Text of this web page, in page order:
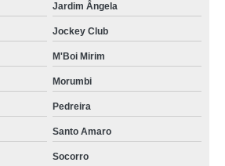
Jardim Ângela
Jockey Club
M'Boi Mirim
Morumbi
Pedreira
Santo Amaro
Socorro